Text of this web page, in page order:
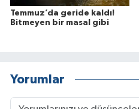
Temmuz’da geride kaldı!
Bitmeyen bir masal gibi
Yorumlar